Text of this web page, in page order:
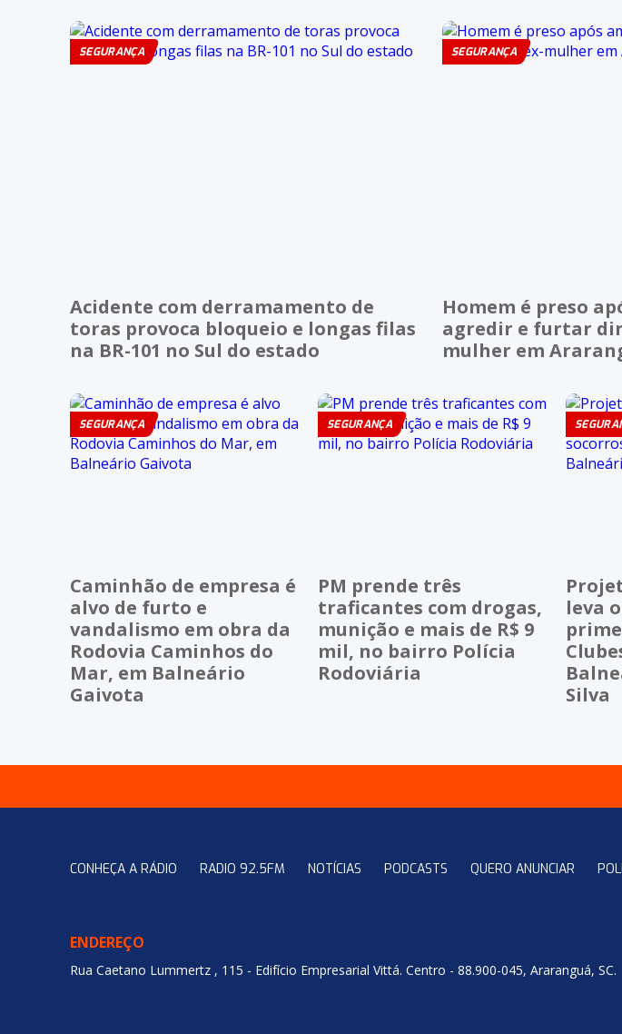
SEGURANÇA
Acidente com derramamento de
toras provoca bloqueio e longas filas
na BR-101 no Sul do estado
SEGURANÇA
Homem é preso
agredir e furtar
mulher em
SEGURANÇA
Caminhão de empresa é
alvo de furto e
vandalismo em obra da
Rodovia Caminhos do
Mar, em Balneário
Gaivota
SEGURANÇA
PM prende três
traficantes com drogas,
munição e mais de R$ 9
mil, no bairro Polícia
Rodoviária
leva
Silva
CONHEÇA A RÁDIO RADIO 92.5FM NOTÍCIAS PODCASTS QUERO ANUNCIAR
ENDEREÇO
Rua Caetano Lummertz , 115 - Edifício Empresarial Vittá. Centro - 88.900-045, Araranguá, SC.